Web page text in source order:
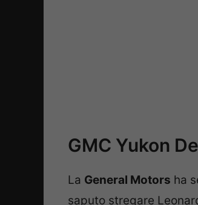
GMC Yukon
La General Motors ha
saputo stregare